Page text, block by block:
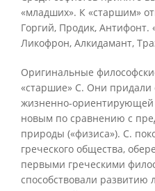
«младших». К «старшим»
Горгий, Продик,
Ликофрон, Алкидамант,
Оригинальные
«старшие» С. Они
жизненно-ориентирующей
новым по сравнению с
природы («физиса»). С.
греческого общества,
первыми греческими
способствовали развитию